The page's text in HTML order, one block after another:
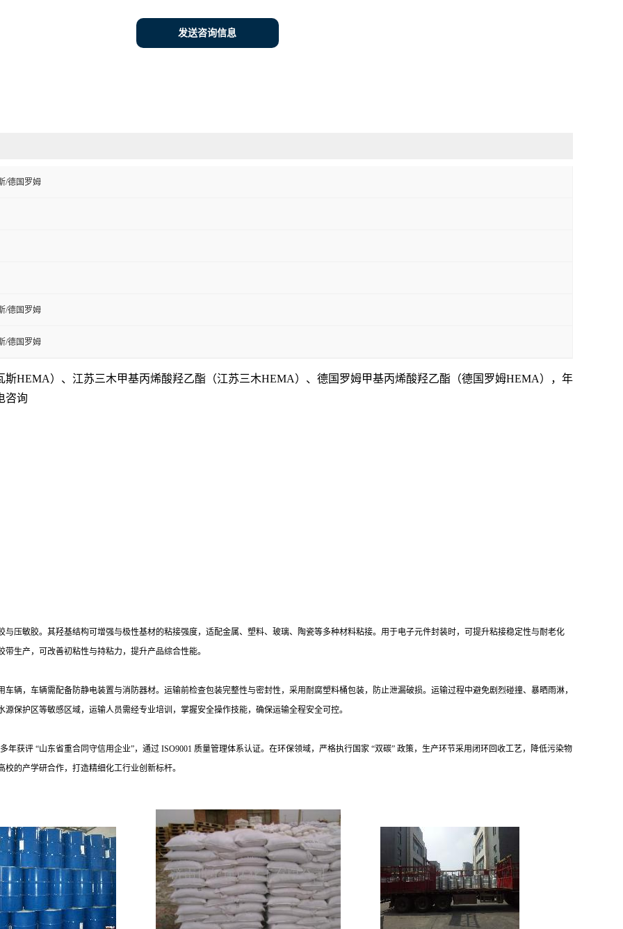
发送咨询信息
/德国罗姆
/德国罗姆
/德国罗姆
斯HEMA）、江苏三木甲基丙烯酸羟乙酯（江苏三木HEMA）、 德国罗姆甲基丙烯酸羟乙酯（德国罗姆HEMA），年
咨询
压敏胶。其羟基结构可增强与极性基材的粘接强度，适配金属、塑料、玻璃、陶瓷等多种材料粘接。用于电子元件封装时，可提升粘接稳定性与耐老化
生产，可改善初粘性与持粘力，提升产品综合性能。
辆，车辆需配备防静电装置与消防器材。运输前检查包装完整性与密封性，采用耐腐塑料桶包装，防止泄漏破损。运输过程中避免剧烈碰撞、暴晒雨淋，
保护区等敏感区域，运输人员需经专业培训，掌握安全操作技能，确保运输全程安全可控。
年获评 “山东省重合同守信用企业”，通过 ISO9001 质量管理体系认证。在环保领域，严格执行国家 “双碳” 政策，生产环节采用闭环回收工艺，降低污染物
的产学研合作，打造精细化工行业创新标杆。